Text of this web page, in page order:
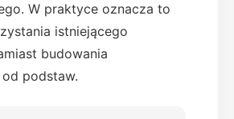
W praktyce oznacza to
istniejącego
budowania
podstaw.